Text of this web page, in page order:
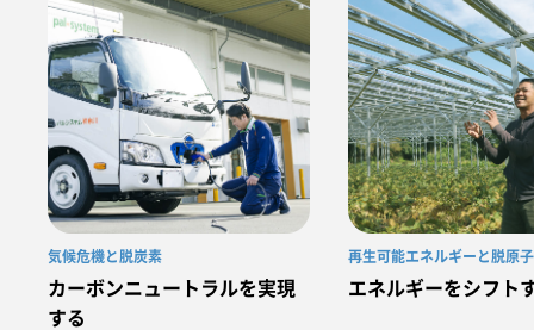
気候危機と脱炭素
カーボンニュートラルを実現
する
再生可能エネルギーと脱原
エネルギーをシフト